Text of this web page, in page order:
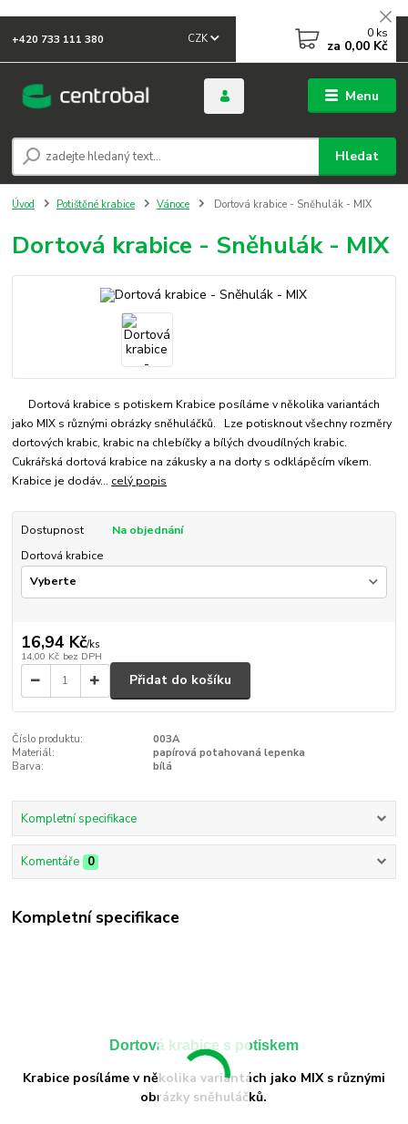
Menu
CZK
Hledat
+420 733 111 380 0 ks
za 0,00 Kč
Úvod Potištěné krabice Vánoce Dortová krabice - Sněhulák - MIX
Dortová krabice - Sněhulák - MIX
Dortová krabice s potiskem Krabice posíláme v několika variantách
jako MIX s různými obrázky sněhuláčků. Lze potisknout všechny rozměry
dortových krabic, krabic na chlebíčky a bílých dvoudílných krabic.
Cukrářská dortová krabice na zákusky a na dorty s odklápěcím víkem.
Krabice je dodáv... celý popis
Dostupnost
Na objednání
Dortová krabice
16,94 Kč/ks
14,00 Kč bez DPH
Přidat do košíku
Číslo produktu:
003A
Materiál:
papírová potahovaná lepenka
Barva:
bílá
Kompletní specifikace
Komentáře 0
Kompletní specifikace
Dortová krabice s potiskem
Krabice posíláme v několika variantách jako MIX s různými
obrázky sněhuláčků.